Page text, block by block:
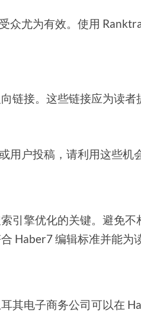
众尤为有效。使用
链接。这些链接应为读者
用户投稿，请利用这些机
引擎优化的关键。避免
Haber7 编辑标准并能为
其电子商务公司可以在